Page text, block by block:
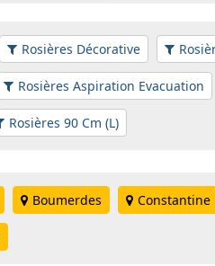
Rosières Décorative
Rosières Aspiration Evacuation
Rosières 90 Cm (L)
Boumerdes Constantine